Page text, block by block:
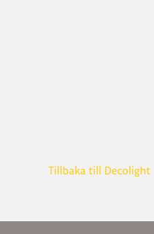
Tillbaka till Decolight